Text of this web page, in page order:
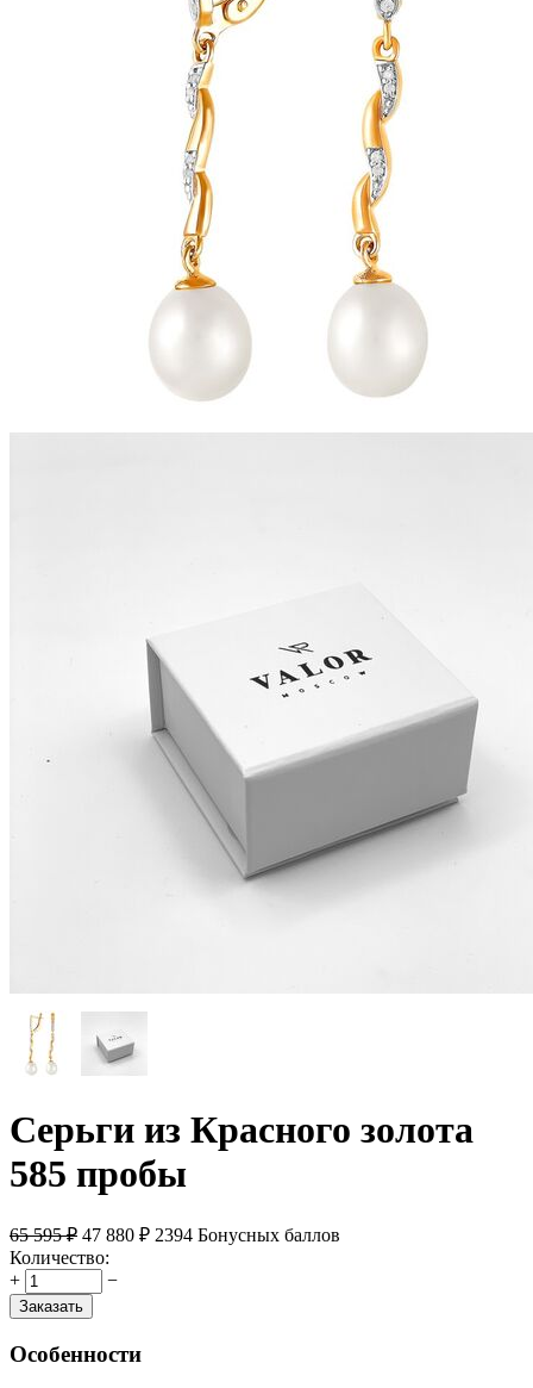
Серьги из Красного золота
585 пробы
65 595 ₽ 47 880 ₽ 2394 Бонусных баллов
Количество:
+
−
Заказать
Особенности